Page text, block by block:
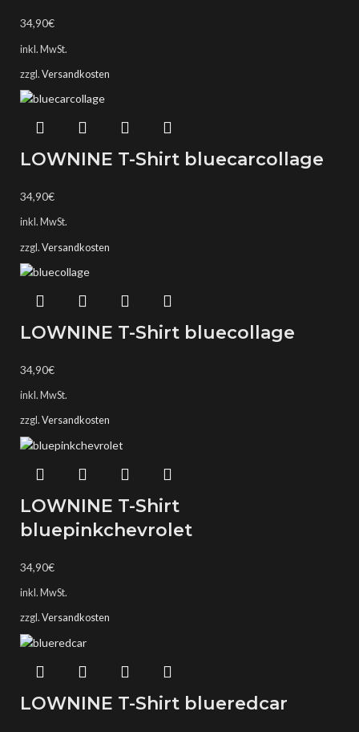
34,90€
inkl. MwSt.
zzgl. Versandkosten
LOWNINE T-Shirt bluecarcollage
34,90€
inkl. MwSt.
zzgl. Versandkosten
LOWNINE T-Shirt bluecollage
34,90€
inkl. MwSt.
zzgl. Versandkosten
LOWNINE T-Shirt
bluepinkchevrolet
34,90€
inkl. MwSt.
zzgl. Versandkosten
LOWNINE T-Shirt blueredcar